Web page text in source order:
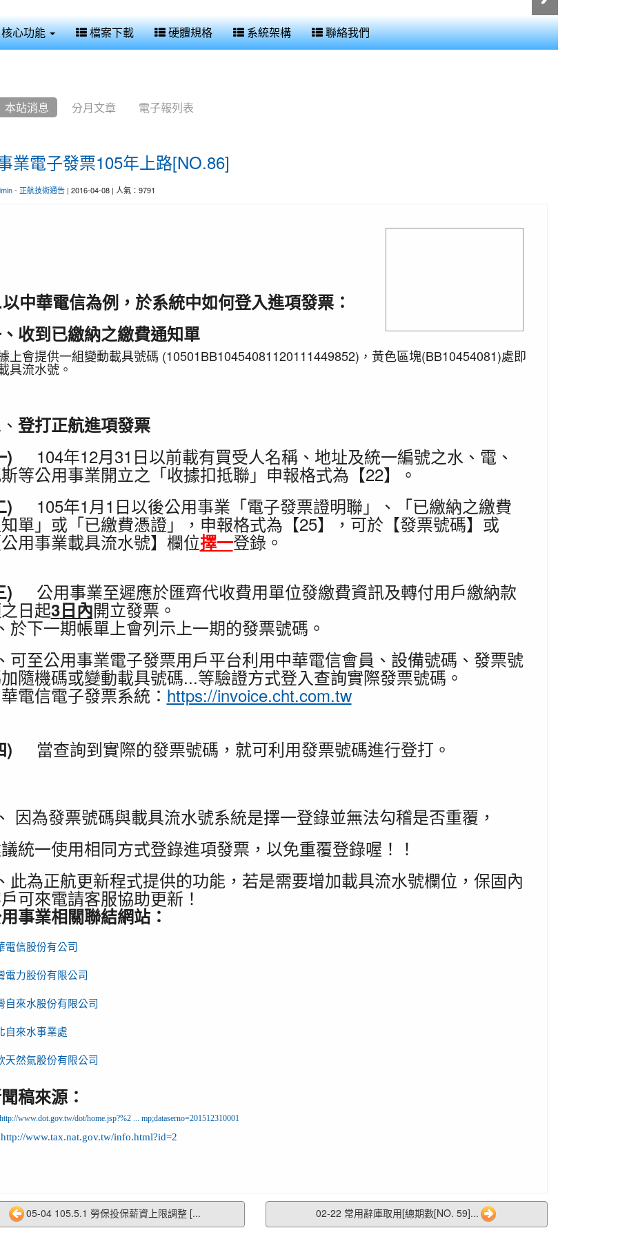
:::
心功能 檔案下載 硬體規格 系統架構 聯絡我們
本站消息 分月文章 電子報列表
業電子發票105年上路[NO.86]
- 正航技術通告| 2016-04-08 | 人氣：9791
以中華電信為例，於系統中如何登入進項發票：
收到已繳納之繳費通知單
上會提供一組變動載具號碼 (10501BB10454081120111449852)，黃色區塊(BB10454081)處即
具流水號。
登打正航進項發票
) 104年12月31日以前載有買受人名稱、地址及統一編號之水、電、
等公用事業開立之「收據扣抵聯」申報格式為【22】。
) 105年1月1日以後公用事業「電子發票證明聯」、「已繳納之繳費
單」或「已繳費憑證」，申報格式為【25】，可於【發票號碼】或
用事業載具流水號】欄位擇一登錄。
) 公用事業至遲應於匯齊代收費用單位發繳費資訊及轉付用戶繳納款
日起3日內開立發票。
於下一期帳單上會列示上一期的發票號碼。
可至公用事業電子發票用戶平台利用中華電信會員、設備號碼、發票號
隨機碼或變動載具號碼...等驗證方式登入查詢實際發票號碼。
電信電子發票系統： https://invoice.cht.com.tw
) 當查詢到實際的發票號碼，就可利用發票號碼進行登打。
因為發票號碼與載具流水號系統是擇一登錄並無法勾稽是否重覆，
統一使用相同方式登錄進項發票，以免重覆登錄喔！！
此為正航更新程式提供的功能，若是需要增加載具流水號欄位，保固內
可來電請客服協助更新！
事業相關聯結網站：
電信股份有公司
電力股份有限公司
自來水股份有限公司
自來水事業處
天然氣股份有限公司
稿來源：
www.dot.gov.tw/dot/home.jsp?%2 ... mp;dataserno=201512310001
http://www.tax.nat.gov.tw/info.html?id=2
05-04 105.5.1 勞保投保薪資上限調整 [... 02-22 常用辭庫取用[總期數[NO. 59]...